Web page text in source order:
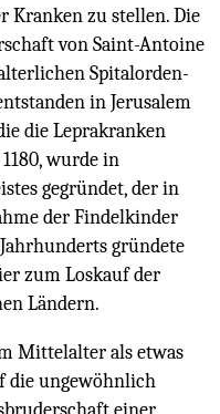
Kranken zu stellen. Die
von Saint-Antoine
Spitalorden-
in Jerusalem
die Leprakranken
wurde in
gegründet, der in
der Findelkinder
gründete
zum Loskauf der
Ländern.
Mittelalter als etwas
die ungewöhnlich
einer